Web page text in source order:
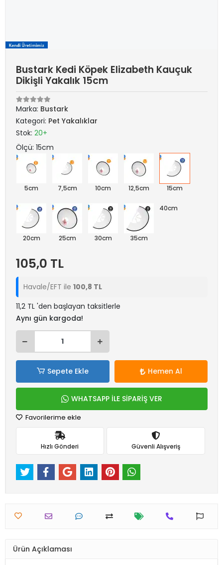
Bustark Kedi Köpek Elizabeth Kauçuk
Dikişli Yakalık 15cm
Marka: Bustark
Kategori: Pet Yakalıklar
Stok: 20+
Ölçü: 15cm
5cm 7,5cm 10cm 12,5cm 15cm
20cm 25cm 30cm 35cm
40cm
105,0 TL
Havale/EFT ile 100,8 TL
11,2 TL 'den başlayan taksitlerle
Aynı gün kargoda!
Sepete Ekle Hemen Al
WHATSAPP İLE SİPARİŞ VER
Favorilerime ekle
Hızlı Gönderi Güvenli Alışveriş
Ürün Açıklaması